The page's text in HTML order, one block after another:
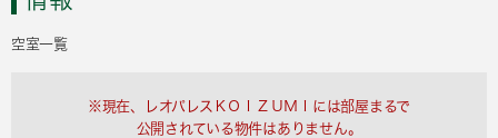
空室一覧
※現在、レオパレスＫＯＩＺＵＭＩには部屋まるで
公開されている物件はありません。